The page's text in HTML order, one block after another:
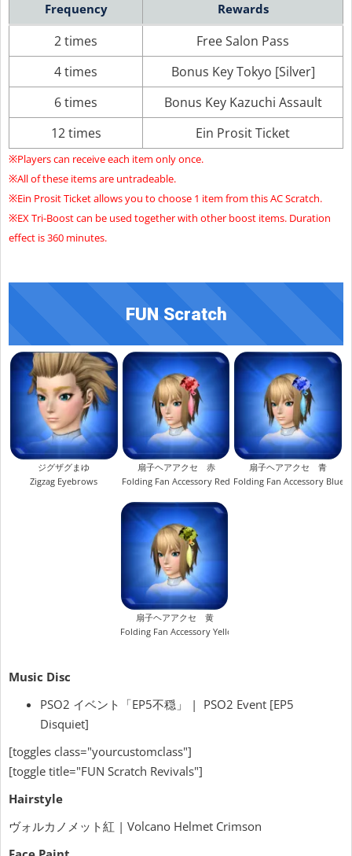
Frequency
Rewards
2 times
Free Salon Pass
4 times
Bonus Key Tokyo [Silver]
6 times
Bonus Key Kazuchi Assault
12 times
Ein Prosit Ticket
※Players can receive each item only once.
※All of these items are untradeable.
※Ein Prosit Ticket allows you to choose 1 item from this AC Scratch.
※EX Tri-Boost can be used together with other boost items. Duration
effect is 360 minutes.
FUN Scratch
ジグザグまゆ
Zigzag Eyebrows
扇子ヘアアクセ 赤
Folding Fan Accessory Red
扇子ヘアアクセ 青
Folding Fan Accessory Blue
扇子ヘアアクセ 黄
Folding Fan Accessory Yellow
Music Disc
PSO2 イベント「EP5不穏」 | PSO2 Event [EP5
Disquiet]
[toggles class="yourcustomclass"]
[toggle title="FUN Scratch Revivals"]
Hairstyle
ヴォルカノメット紅 | Volcano Helmet Crimson